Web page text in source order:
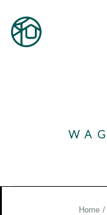
事業所紹介
Home